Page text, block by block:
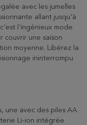
avec les jumelles
allant jusqu'à
l'ingénieux mode
couvrir une saison
moyenne. Libérez la
ininterrompu
une avec des piles AA
Li-ion intégrée